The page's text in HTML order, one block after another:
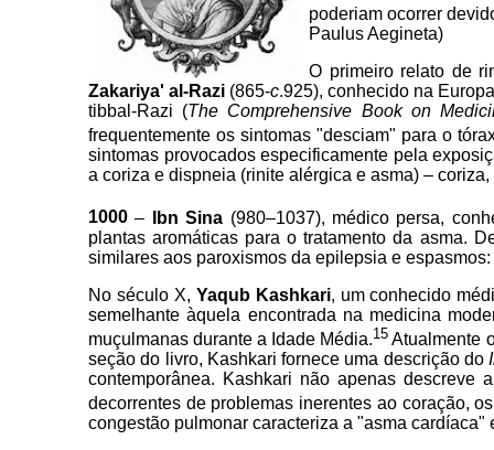
poderiam ocorrer
Paulus Aegineta)
O primeiro relato de
Zakariya' al-Razi (865-c.925), conhecido na
tibbal-Razi (The Comprehensive Book on
frequentemente os sintomas "desciam" para o
sintomas provocados especificamente pela
a coriza e dispneia (rinite alérgica e asma) –
1000 – Ibn Sina (980–1037), médico persa,
plantas aromáticas para o tratamento da asma.
similares aos paroxismos da epilepsia e espasmos:
No século X, Yaqub Kashkari, um conhecido
semelhante àquela encontrada na medicina
muçulmanas durante a Idade Média.15 Atualmente
seção do livro, Kashkari fornece uma descrição do
contemporânea. Kashkari não apenas descreve
decorrentes de problemas inerentes ao coração,
congestão pulmonar caracteriza a "asma